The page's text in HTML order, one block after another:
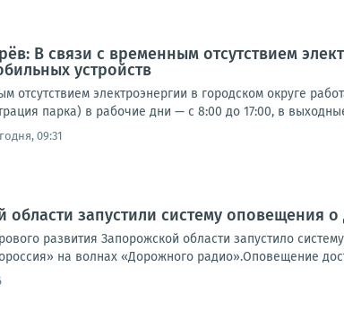
В связи с временным отсутствием
устройств
отсутствием электроэнергии в городском округе
парка) в рабочие дни — с 8:00 до 17:00, в
09:31
области запустили систему оповещения
развития Запорожской области запустило
на волнах «Дорожного радио».Оповещение